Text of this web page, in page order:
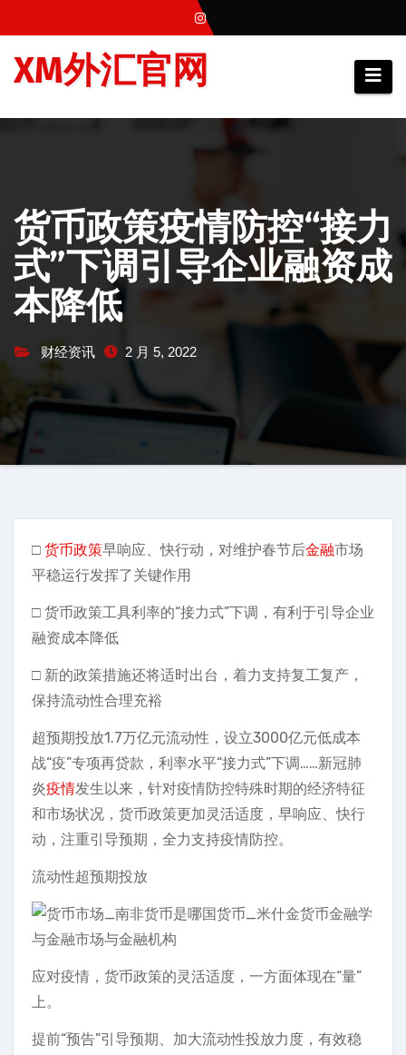
至
XM外汇官网
货币政策疫情防控“接力
式”下调引导企业融资成
本降低
财经资讯 2 月 5, 2022
□ 货币政策早响应、快行动，对维护春节后金融市场
平稳运行发挥了关键作用
□ 货币政策工具利率的“接力式”下调，有利于引导企业
融资成本降低
□ 新的政策措施还将适时出台，着力支持复工复产，
保持流动性合理充裕
超预期投放1.7万亿元流动性，设立3000亿元低成本
战“疫”专项再贷款，利率水平“接力式”下调……新冠肺
炎疫情发生以来，针对疫情防控特殊时期的经济特征
和市场状况，货币政策更加灵活适度，早响应、快行
动，注重引导预期，全力支持疫情防控。
流动性超预期投放
应对疫情，货币政策的灵活适度，一方面体现在“量”
上。
提前“预告”引导预期、加大流动性投放力度，有效稳